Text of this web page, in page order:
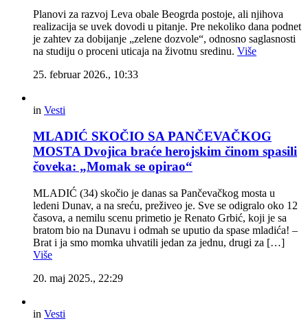
Planovi za razvoj Leva obale Beogrda postoje, ali njihova
realizacija se uvek dovodi u pitanje. Pre nekoliko dana podnet
je zahtev za dobijanje „zelene dozvole“, odnosno saglasnosti
na studiju o proceni uticaja na životnu sredinu. Više
25. februar 2026., 10:33
in Vesti
MLADIĆ SKOČIO SA PANČEVAČKOG
MOSTA Dvojica braće herojskim činom spasili
čoveka: „Momak se opirao“
MLADIĆ (34) skočio je danas sa Pančevačkog mosta u
ledeni Dunav, a na sreću, preživeo je. Sve se odigralo oko 12
časova, a nemilu scenu primetio je Renato Grbić, koji je sa
bratom bio na Dunavu i odmah se uputio da spase mladića! –
Brat i ja smo momka uhvatili jedan za jednu, drugi za […]
Više
20. maj 2025., 22:29
in Vesti